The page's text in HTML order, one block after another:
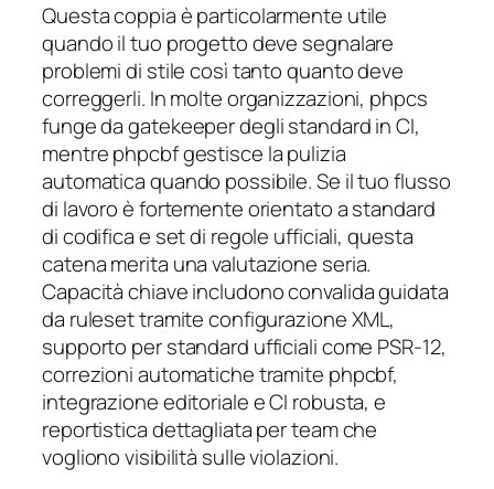
Questa coppia è particolarmente utile
quando il tuo progetto deve segnalare
problemi di stile così tanto quanto deve
correggerli. In molte organizzazioni, phpcs
funge da gatekeeper degli standard in CI,
mentre phpcbf gestisce la pulizia
automatica quando possibile. Se il tuo flusso
di lavoro è fortemente orientato a standard
di codifica e set di regole ufficiali, questa
catena merita una valutazione seria.
Capacità chiave includono convalida guidata
da ruleset tramite configurazione XML,
supporto per standard ufficiali come PSR-12,
correzioni automatiche tramite phpcbf,
integrazione editoriale e CI robusta, e
reportistica dettagliata per team che
vogliono visibilità sulle violazioni.